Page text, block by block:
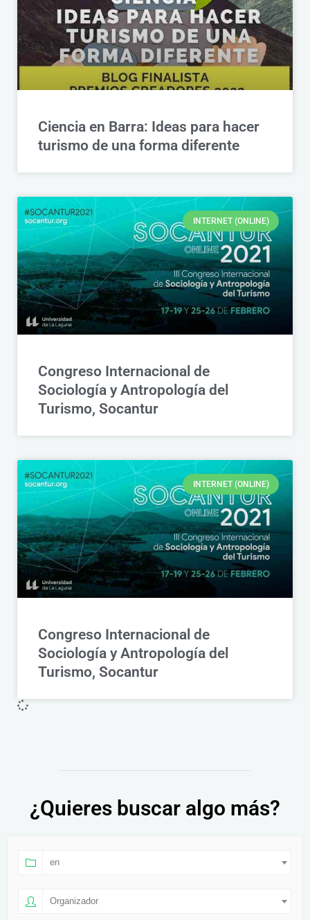
Ciencia en Barra: Ideas para hacer
turismo de una forma diferente
INTERNET (ONLINE)
Congreso Internacional de
Sociología y Antropología del
Turismo, Socantur
INTERNET (ONLINE)
Congreso Internacional de
Sociología y Antropología del
Turismo, Socantur
¿Quieres buscar algo más?
en
Organizador